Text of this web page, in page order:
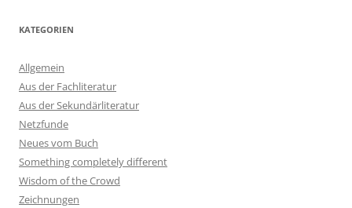
KATEGORIEN
Allgemein
Aus der Fachliteratur
Aus der Sekundärliteratur
Netzfunde
Neues vom Buch
Something completely different
Wisdom of the Crowd
Zeichnungen